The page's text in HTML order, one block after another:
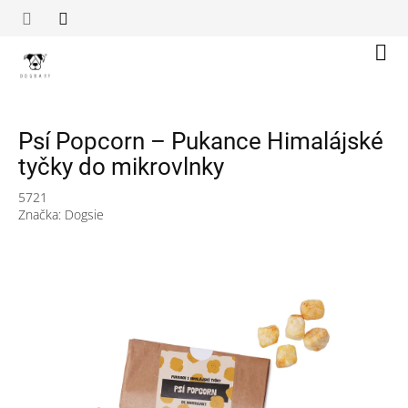
Psí Popcorn – Pukance Himalájské
tyčky do mikrovlnky
5721
Značka: Dogsie